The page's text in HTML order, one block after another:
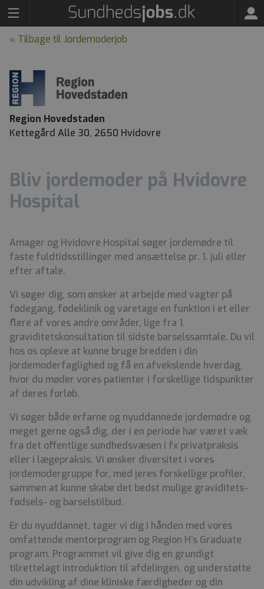
« Tilbage til Jordemoderjob
Region Hovedstaden
Kettegård Alle 30, 2650 Hvidovre
Bliv jordemoder på Hvidovre
Hospital
Amager og Hvidovre Hospital søger jordemødre til
faste fuldtidsstillinger med ansættelse pr. 1. juli eller
efter aftale.
Vi søger dig, som ønsker at arbejde med vagter på
fødegang, fødeklinik og varetage en funktion i et eller
flere af vores andre områder, lige fra 1.
graviditetskonsultation til sidste barselssamtale. Du vil
hos os opleve at kunne bruge bredden i din
jordemoderfaglighed og få en afvekslende hverdag,
hvor du møder vores patienter i forskellige tidspunkter
af deres forløb.
Vi søger både erfarne og nyuddannede jordemødre og
meget gerne også dig, der i en periode har været væk
fra det offentlige sundhedsvæsen i fx privatpraksis
eller i lægepraksis. Vi ønsker diversitet i vores
jordemodergruppe for, med jeres forskellige profiler,
sammen at kunne skabe det bedst mulige graviditets-
fødsels- og barselstilbud.
Er du nyuddannet, tager vi dig i hånden med vores
omfattende mentorprogram og Region H’s Graduate
program. Programmet vil give dig en grundigt
tilrettelagt introduktion til afdelingen, og understøtte
din udvikling af dine kliniske færdigheder og din